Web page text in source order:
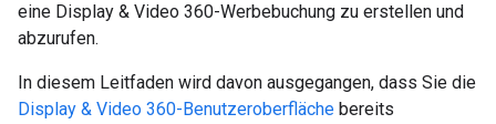
eine Display & Video 360-Werbebuchung zu erstellen und
abzurufen.
In diesem Leitfaden wird davon ausgegangen, dass Sie die
Display & Video 360-Benutzeroberfläche bereits